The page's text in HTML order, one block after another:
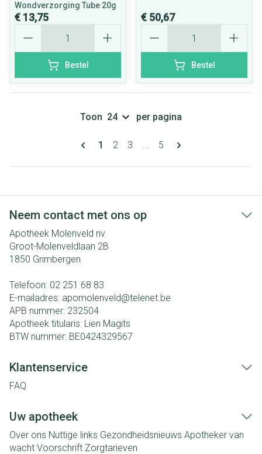
Wondverzorging Tube 20g
€ 13,75
Bestel
€ 50,67
Bestel
Pagina's
U lees momenteel pagina
1 Pagina
2 Pagina
3 ... Pagina
5
Toon per pagina
Neem contact met ons op
Apotheek Molenveld nv
Groot-Molenveldlaan 2B
1850 Grimbergen
Telefoon: 02 251 68 83
E-mailadres: apomolenveld@telenet.be
APB nummer: 232504
Apotheek titularis: Lien Magits
BTW nummer: BE0424329567
Klantenservice
FAQ
Uw apotheek
Over ons Nuttige links Gezondheidsnieuws Apotheker van
wacht Voorschrift Zorgtarieven